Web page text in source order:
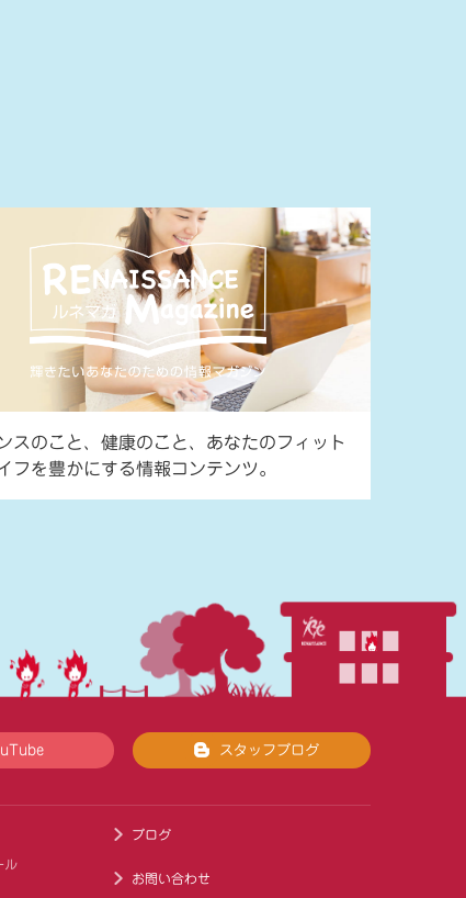
スのこと、健康のこと、あなたのフィット
フを豊かにする情報コンテンツ。
スタッフブログ
ル
ブログ
お問い合わせ